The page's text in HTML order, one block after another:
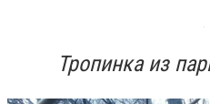
Тропинка из